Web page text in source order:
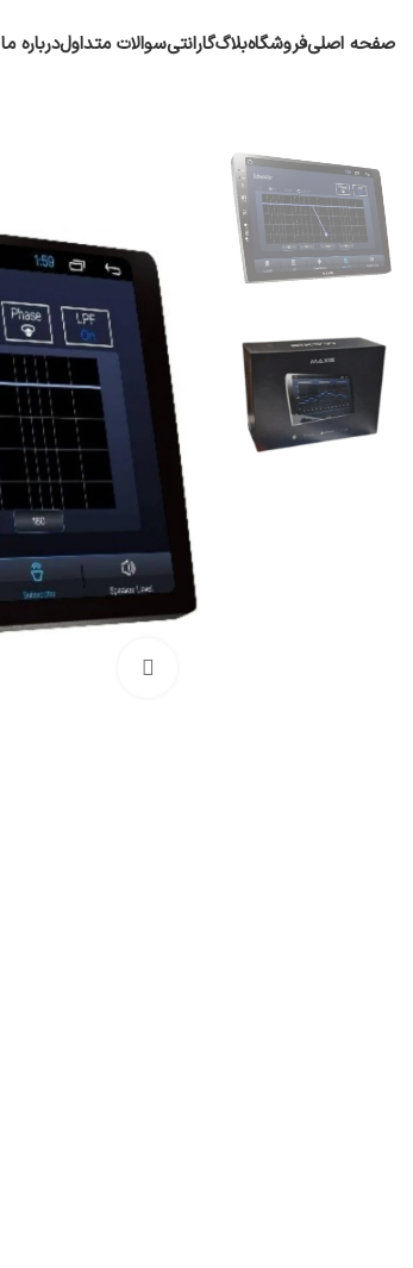
صفحه اصلیفروشگاهبلاگگارانتیسوالات متداولدرباره ما